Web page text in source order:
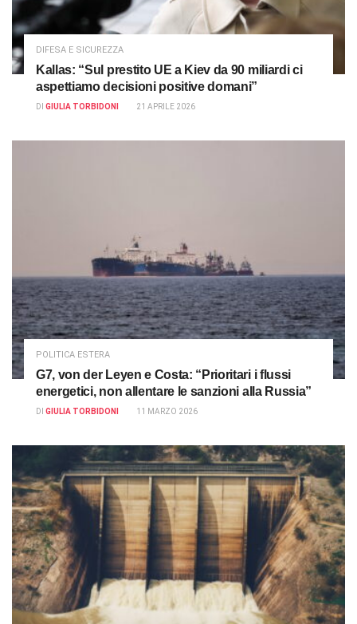
DIFESA E SICUREZZA
Kallas: “Sul prestito UE a Kiev da 90 miliardi ci
aspettiamo decisioni positive domani”
DI GIULIA TORBIDONI 21 APRILE 2026
POLITICA ESTERA
G7, von der Leyen e Costa: “Prioritari i flussi
energetici, non allentare le sanzioni alla Russia”
DI GIULIA TORBIDONI 11 MARZO 2026